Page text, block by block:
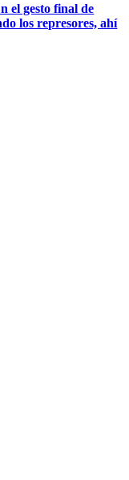
el gesto final de
los represores, ahí